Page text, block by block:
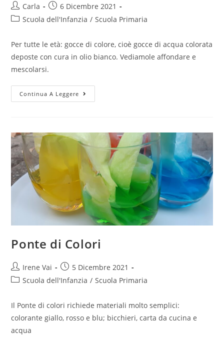
Post
author:
Carla
Post
published:
6 Dicembre 2021
PostScuola dell'Infanzia / Scuola Primaria
Per tutte le età: gocce di colore, cioè gocce di acqua colorata
deposte con cura in olio bianco. Vediamole affondare e
mescolarsi.
Continua A Leggere
di
Ponte di Colori
Post
author:
Irene Vai
Post
published:
5 Dicembre 2021
PostScuola dell'Infanzia / Scuola Primaria
Il Ponte di colori richiede materiali molto semplici:
colorante giallo, rosso e blu; bicchieri, carta da cucina e
acqua